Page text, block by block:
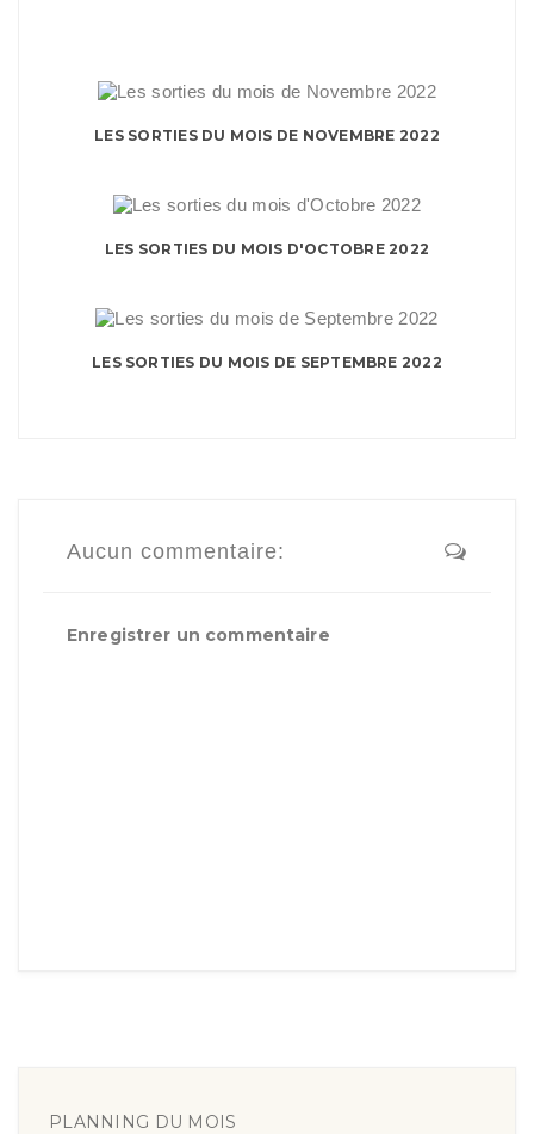
LES SORTIES DU MOIS DE NOVEMBRE 2022
LES SORTIES DU MOIS D'OCTOBRE 2022
LES SORTIES DU MOIS DE SEPTEMBRE 2022
Aucun commentaire:
Enregistrer un commentaire
PLANNING DU MOIS